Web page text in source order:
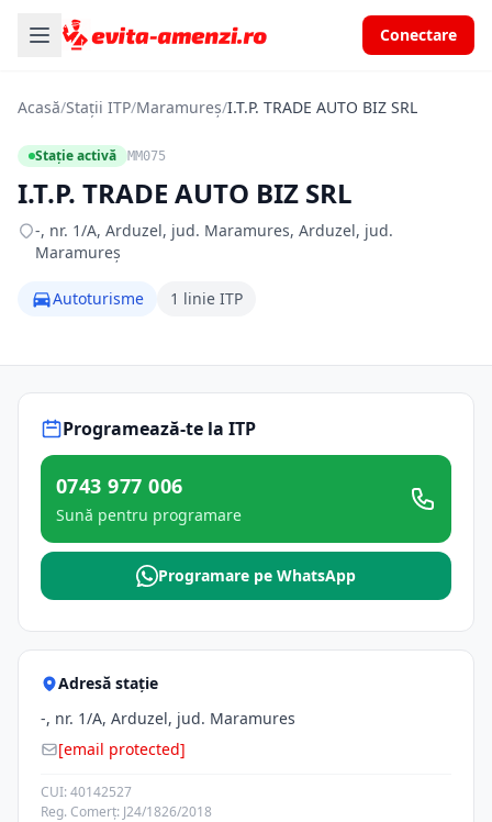
Conectare
Acasă/Stații ITP/Maramureș/I.T.P. TRADE AUTO BIZ SRL
Stație activă MM075
I.T.P. TRADE AUTO BIZ SRL
-, nr. 1/A, Arduzel, jud. Maramures, Arduzel, jud.
Maramureș
Autoturisme 1 linie ITP
Programează-te la ITP
0743 977 006
Sună pentru programare
Programare pe WhatsApp
Adresă stație
-, nr. 1/A, Arduzel, jud. Maramures
[email protected]
CUI: 40142527
Reg. Comerț: J24/1826/2018